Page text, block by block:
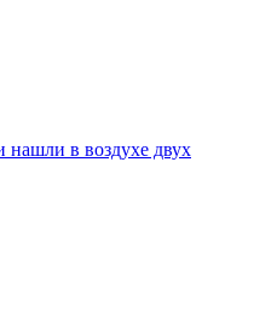
нашли в воздухе двух